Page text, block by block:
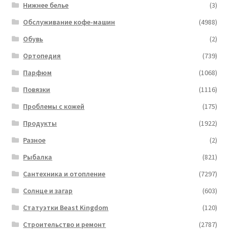
Нижнее белье
(3)
Обслуживание кофе-машин
(4988)
Обувь
(2)
Ортопедия
(739)
Парфюм
(1068)
Повязки
(1116)
Проблемы с кожей
(175)
Продукты
(1922)
Разное
(2)
Рыбалка
(821)
Сантехника и отопление
(7297)
Солнце и загар
(603)
Статуэтки Beast Kingdom
(120)
Строительство и ремонт
(2787)